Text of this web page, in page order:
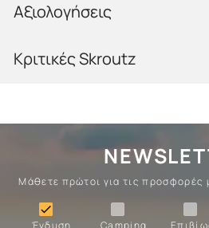
Αξιολογήσεις
Κριτικές Skroutz
Μάθετε πρώτοι για τις προσφορές
Ένδυση
